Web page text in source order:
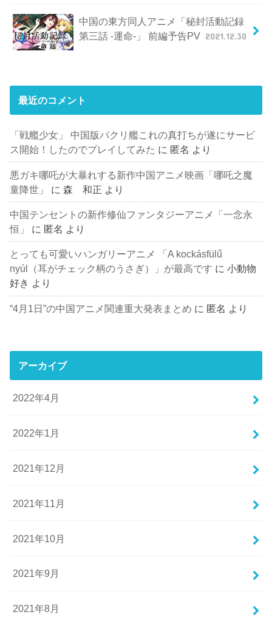
中国の東方同人アニメ「秘封活動記録
第三話 -運命-」 前編予告PV 2021.12.30
最近のコメント
「戦艦少女」 中国版パクリ艦これの真打ちが遂にサービ
ス開始！したのでプレイしてみた に 匿名 より
悪ガキ哪吒が大暴れする新作中国アニメ映画「哪吒之魔
童降世」
に森 和正 より
中国テンセントの新作修仙ファンタジーアニメ「一念永
恒」
に 匿名 より
とっても可愛いハンガリーアニメ 「A kockásfülű
nyúl（耳がチェック柄のうさぎ）」が最高です に小動物
好き より
“4月1日”の中国アニメ関連重大発表まとめ に 匿名 より
アーカイブ
2022年4月
2022年1月
2021年12月
2021年11月
2021年10月
2021年9月
2021年8月